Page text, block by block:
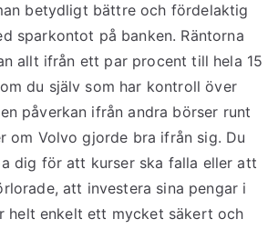
betydligt bättre och fördelaktig
sparkontot på banken. Räntorna
allt ifrån ett par procent till hela 15
du själv som har kontroll över
påverkan ifrån andra börser runt
om Volvo gjorde bra ifrån sig. Du
dig för att kurser ska falla eller att
att investera sina pengar i
helt enkelt ett mycket säkert och